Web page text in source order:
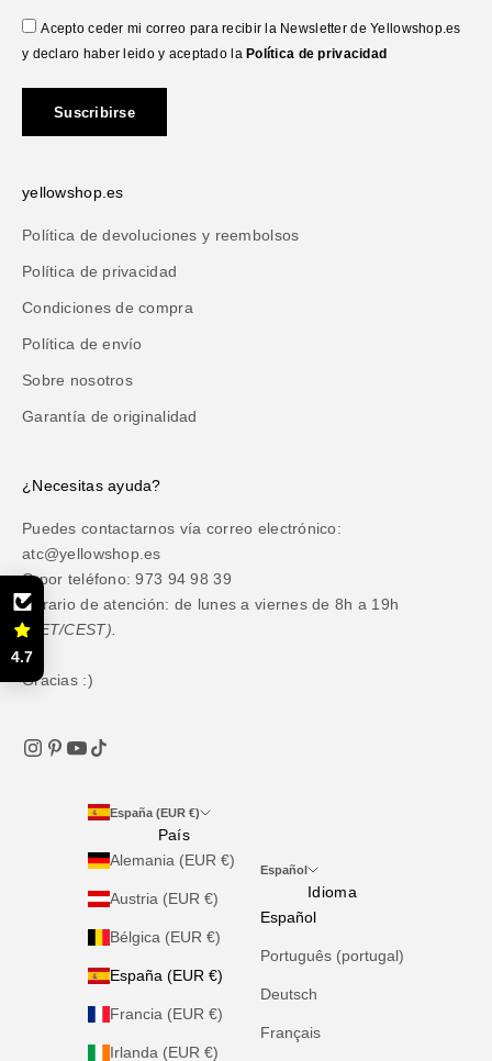
Acepto ceder mi correo para recibir la Newsletter de Yellowshop.es
y declaro haber leido y aceptado la Política de privacidad
Suscribirse
yellowshop.es
Política de devoluciones y reembolsos
Política de privacidad
Condiciones de compra
Política de envío
Sobre nosotros
Garantía de originalidad
¿Necesitas ayuda?
Puedes contactarnos vía correo electrónico:
atc@yellowshop.es
O por teléfono: 973 94 98 39
Horario de atención: de lunes a viernes de 8h a 19h
(CET/CEST).
Gracias :)
España (EUR €)
País
Alemania (EUR €)
Austria (EUR €)
Bélgica (EUR €)
España (EUR €)
Francia (EUR €)
Irlanda (EUR €)
Español
Idioma
Español
Português (portugal)
Deutsch
Français
4.7